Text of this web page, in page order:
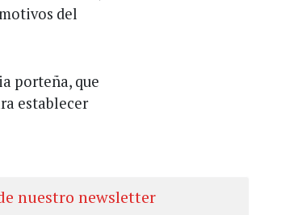
del
porteña, que
establecer
nuestro newsletter